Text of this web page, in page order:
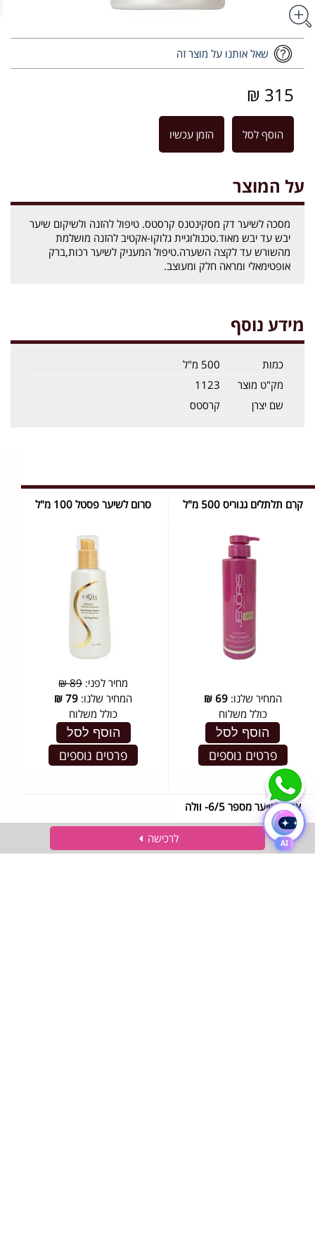
שאל אותנו על מוצר זה
315 ₪
הוסף לסל הזמן עכשיו
על המוצר
מסכה לשיער דק מסקינטנס קרסטס. טיפול להזנה ולשיקום שיער
יבש עד יבש מאוד.טכנולוגיית גלוקו-אקטיב להזנה מושלמת
מהשורש עד לקצה השערה.טיפול המעניק לשיער רכות,ברק
אופטימאלי ומראה חלק ומעוצב.
מידע נוסף
כמות
500 מ"ל
מק"ט מוצר
1123
שם יצרן
קרסטס
קרם תלתלים גנוריס 500 מ"ל
המחיר שלנו:69
₪
כולל משלוח
הוסף לסל
פרטים נוספים
סרום לשיער פסטל 100 מ"ל
מחיר לפני:89 ₪
המחיר שלנו: 79
₪
כולל משלוח
הוסף לסל
פרטים נוספים
צבע לשיער מספר 6/5- וולה
לרכישה